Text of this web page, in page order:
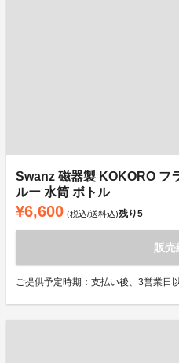
Swanz 磁器製 KOKORO フ
ルー 水筒 ボトル
¥6,600 (税込/送料込)残り5
販売
ご提供予定時期：支払い後、3営業日